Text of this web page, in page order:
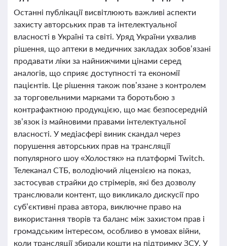
Останні публікації висвітлюють важливі аспекти
захисту авторських прав та інтелектуальної
власності в Україні та світі. Уряд України ухвалив
рішення, що аптеки в медичних закладах зобов’язані
продавати ліки за найнижчими цінами серед
аналогів, що сприяє доступності та економії
пацієнтів. Це рішення також пов’язане з контролем
за торговельними марками та боротьбою з
контрафактною продукцією, що має безпосередній
зв’язок із майновими правами інтелектуальної
власності. У медіасфері виник скандал через
порушення авторських прав на трансляції
популярного шоу «Холостяк» на платформі Twitch.
Телеканал СТБ, володіючий ліцензією на показ,
застосував страйки до стрімерів, які без дозволу
транслювали контент, що викликало дискусії про
суб’єктивні права автора, виключне право на
використання творів та баланс між захистом прав і
громадським інтересом, особливо в умовах війни,
коли трансляції збирали кошти на підтримку ЗСУ. У